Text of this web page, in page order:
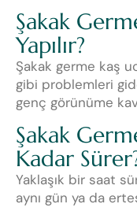
Şakak
Yapılır?
Şakak germe kaş
gibi problemleri
genç görünüme
Şakak
Kadar
Yaklaşık bir saat
aynı gün ya da